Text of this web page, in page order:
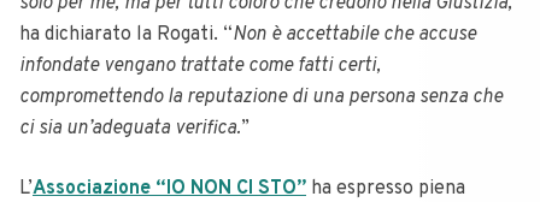
ha dichiarato la Rogati. “Non è accettabile che accuse
infondate vengano trattate come fatti certi,
compromettendo la reputazione di una persona senza che
ci sia un’adeguata verifica.”
L’Associazione “IO NON CI STO” ha espresso piena